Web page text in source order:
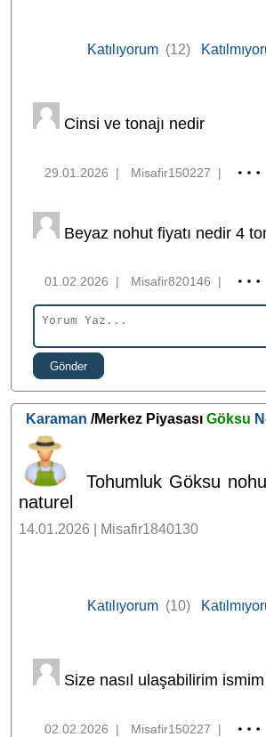
Katılıyorum(12)
Cinsi ve tonajı nedir
29.01.2026 | Misafir150227 |
Beyaz nohut fiyatı nedir 4
01.02.2026 | Misafir820146 |
Gönder
Karaman /Merkez PiyasasıGöksu
Tohumluk Göksu
naturel
14.01.2026 | Misafir1840130
Katılıyorum(10)
Size nasıl ulaşabilirim
02.02.2026 | Misafir150227 |